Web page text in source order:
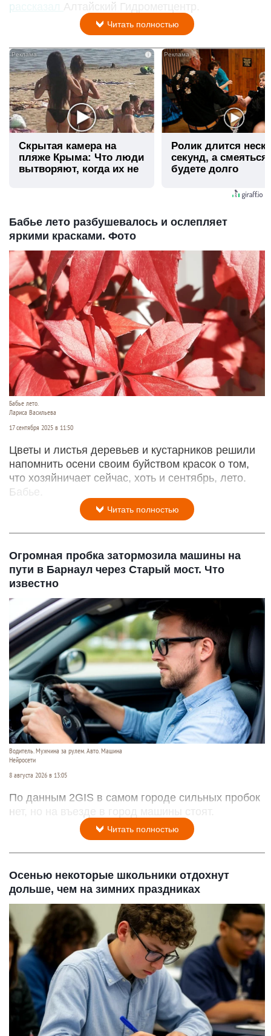
рассказал
Алтайский Гидрометцентр.
Читать полностью
i
Скрытая камера на
пляже Крыма: Что люди
вытворяют, когда их не
Ролик длится
секунд, а
будете долго
Бабье лето разбушевалось и ослепляет
яркими красками. Фото
Бабье лето.
Лариса Васильева
17 сентября 2025 в 11:50
Цветы и листья деревьев и кустарников решили
напомнить осени своим буйством красок о том,
что хозяйничает сейчас, хоть и сентябрь, лето.
Бабье.
Читать полностью
Огромная пробка затормозила машины на
пути в Барнаул через Старый мост. Что
известно
Водитель. Мужчина за рулем. Авто. Машина
Нейросети
8 августа 2026 в 13:05
По данным 2GIS в самом городе сильных пробок
нет, но на въезде в город машины стоят.
Читать полностью
Осенью некоторые школьники отдохнут
дольше, чем на зимних праздниках